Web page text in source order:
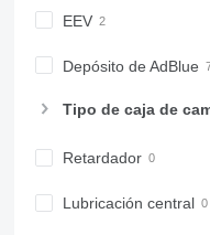
EEV
Depósito de AdBlue
Tipo de caja de
Retardador
Lubricación central